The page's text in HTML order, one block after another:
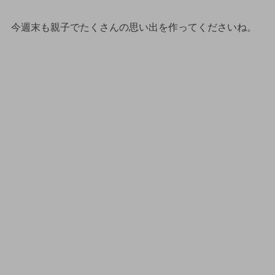
今週末も親子でたくさんの思い出を作ってくださいね。